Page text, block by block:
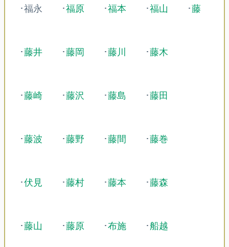
･福永 ･福原 ･福本 ･福山 ･藤
･藤井 ･藤岡 ･藤川 ･藤木
･藤崎 ･藤沢 ･藤島 ･藤田
･藤波 ･藤野 ･藤間 ･藤巻
･伏見 ･藤村 ･藤本 ･藤森
･藤山 ･藤原 ･布施 ･船越